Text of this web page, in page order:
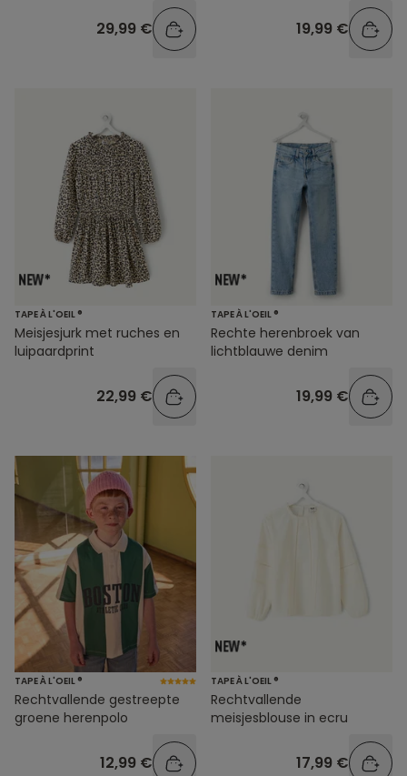
29,99 € 19,99 €
TAPE À L'OEIL ®
Meisjesjurk met ruches en
luipaardprint
22,99 €
TAPE À L'OEIL ®
Rechte herenbroek van
lichtblauwe denim
19,99 €
TAPE À L'OEIL ®
Rechtvallende gestreepte
groene herenpolo
12,99 €
TAPE À L'OEIL ®
Rechtvallende
meisjesblouse in ecru
17,99 €